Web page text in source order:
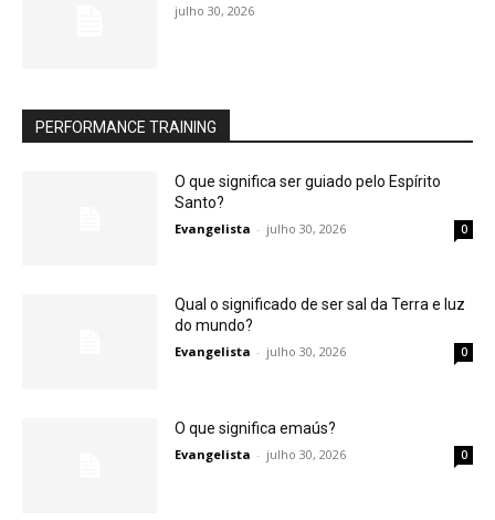
julho 30, 2026
PERFORMANCE TRAINING
O que significa ser guiado pelo Espírito
Santo?
Evangelista - julho 30, 2026 0
Qual o significado de ser sal da Terra e luz
do mundo?
Evangelista - julho 30, 2026 0
O que significa emaús?
Evangelista - julho 30, 2026 0